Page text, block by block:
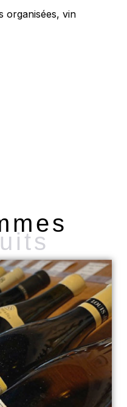
organisées, vin